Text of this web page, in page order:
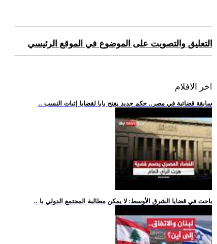
التعليق والتصويت على الموضوع في الموقع الرئيسي
اخر الافلام
.. سابقة قضائية في مصر.. حكم جديد يفتح بابا لقضايا إثبات النسب
.. باحث في قضايا الشرق الأوسط: لا يمكن مطالبة المجتمع الدولي با